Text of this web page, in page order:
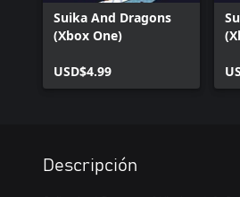
Suika And Dragons
(Xbox One)
USD$4.99
Descripción